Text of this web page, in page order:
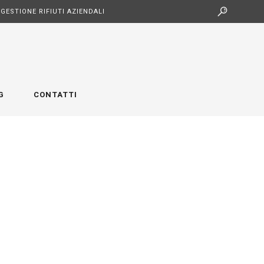
GESTIONE RIFIUTI AZIENDALI
CONTATTI